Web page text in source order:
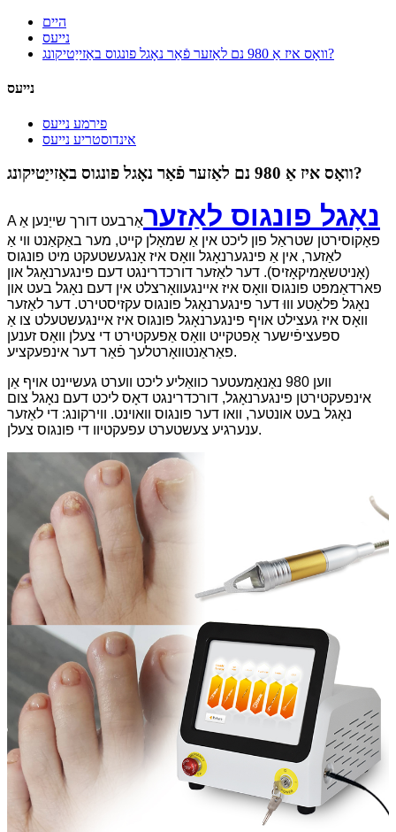
היים
נייעס
וואָס איז אַ 980 נם לאַזער פֿאַר נאָגל פונגוס באַזייַטיקונג?
נייעס
פירמע נייעס
אינדוסטריע נייעס
וואָס איז אַ 980 נם לאַזער פֿאַר נאָגל פונגוס באַזייַטיקונג?
A נאָגל פונגוס לאַזעראַרבעט דורך שייַנען אַ
פאָקוסירטן שטראַל פון ליכט אין אַ שמאָלן קייט, מער באַקאַנט ווי אַ
לאַזער, אין אַ פינגערנאָגל וואָס איז אָנגעשטעקט מיט פונגוס
(אָניטשאָמיקאָזיס). דער לאַזער דורכדרינגט דעם פינגערנאָגל און
פארדאַמפּט פונגוס וואָס איז איינגעוואָרצלט אין דעם נאָגל בעט און
נאָגל פּלאַטע וווּ דער פינגערנאָגל פונגוס עקזיסטירט. דער לאַזער
וואָס איז געצילט אויף פינגערנאָגל פונגוס איז איינגעשטעלט צו אַ
ספּעציפֿישער אָפטקייט וואָס אַפעקטירט די צעלן וואָס זענען
פאַראַנטוואָרטלעך פֿאַר דער אינפעקציע.
ווען 980 נאַנאָמעטער כוואַליע ליכט ווערט געשיינט אויף אַן
אינפעקטירטן פינגערנאָגל, דורכדרינגט דאָס ליכט דעם נאָגל צום
נאָגל בעט אונטער, וואו דער פונגוס וואוינט. ווירקונג: די לאַזער
ענערגיע צעשטערט עפעקטיוו די פונגוס צעלן.